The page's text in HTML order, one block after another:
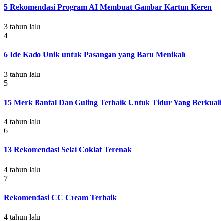
5 Rekomendasi Program AI Membuat Gambar Kartun Keren
3 tahun lalu
4
6 Ide Kado Unik untuk Pasangan yang Baru Menikah
3 tahun lalu
5
15 Merk Bantal Dan Guling Terbaik Untuk Tidur Yang
4 tahun lalu
6
13 Rekomendasi Selai Coklat Terenak
4 tahun lalu
7
Rekomendasi CC Cream Terbaik
4 tahun lalu